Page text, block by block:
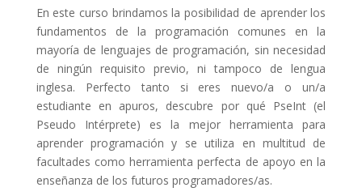
En este curso brindamos la posibilidad de aprender los
fundamentos de la programación comunes en la
mayoría de lenguajes de programación, sin necesidad
de ningún requisito previo, ni tampoco de lengua
inglesa. Perfecto tanto si eres nuevo/a o un/a
estudiante en apuros, descubre por qué PseInt (el
Pseudo Intérprete) es la mejor herramienta para
aprender programación y se utiliza en multitud de
facultades como herramienta perfecta de apoyo en la
enseñanza de los futuros programadores/as.